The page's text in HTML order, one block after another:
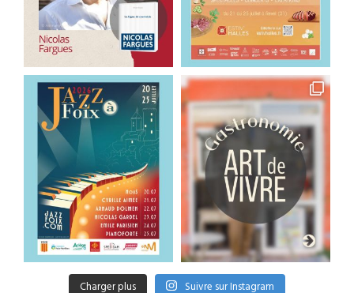
Charger plus Suivre sur Instagram